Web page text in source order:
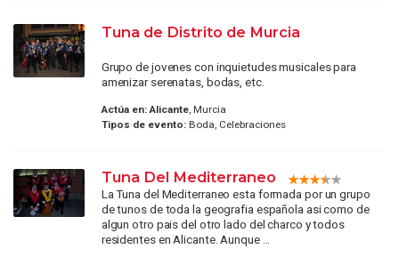
Tuna de Distrito de Murcia
Grupo de jovenes con inquietudes musicales para
amenizar serenatas, bodas, etc.
Actúa en: Alicante, Murcia
Tipos de evento:Boda, Celebraciones
Tuna Del Mediterraneo
La Tuna del Mediterraneo esta formada por un grupo
de tunos de toda la geografia española asi como de
algun otro pais del otro lado del charco y todos
residentes en Alicante. Aunque ...